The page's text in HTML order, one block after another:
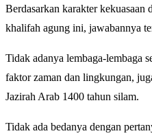
Berdasarkan karakter kekuasaan
khalifah agung ini, jawabannya
Tidak adanya lembaga-lembaga
faktor zaman dan lingkungan,
Jazirah Arab 1400 tahun silam.
Tidak ada bedanya dengan